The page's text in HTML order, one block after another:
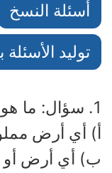
أسئلة النسخ or
توليد الأسئلة
أي أرض
أي أرض أو